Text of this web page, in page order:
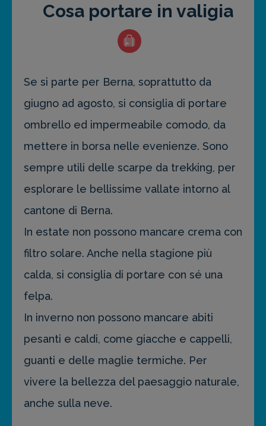
Cosa portare in valigia
Se si parte per Berna, soprattutto da
giugno ad agosto, si consiglia di portare
ombrello ed impermeabile comodo, da
mettere in borsa nelle evenienze. Sono
sempre utili delle scarpe da trekking, per
esplorare le bellissime vallate intorno al
cantone di Berna.
In estate non possono mancare crema con
filtro solare. Anche nella stagione più
calda, si consiglia di portare con sé una
felpa.
In inverno non possono mancare abiti
pesanti e caldi, come giacche e cappelli,
guanti e delle maglie termiche. Per
vivere la bellezza del paesaggio naturale,
anche sulla neve.